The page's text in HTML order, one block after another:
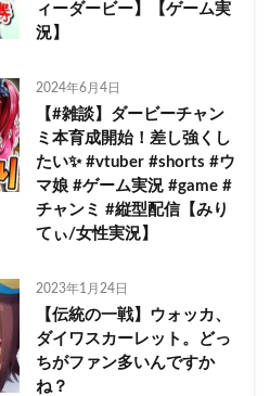
ィーダービー】【ゲーム実
況】
2024年6月4日
【#雑談】ダービーチャン
ミ本育成開始！差し強くし
たい✨ #vtuber #shorts #ウ
マ娘 #ゲーム実況 #game #
チャンミ #縦型配信【みり
てぃ/女性実況】
2023年1月24日
【伝統の一戦】ウォッカ、
ダイワスカーレット。どっ
ちがファン多いんですか
ね？